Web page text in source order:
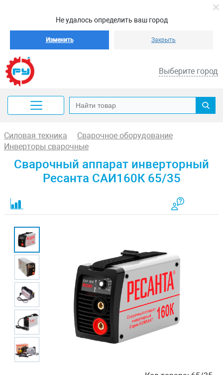
Не удалось определить ваш город
Изменить Закрыть
Выберите город
Силовая техника
Сварочное оборудование
Инверторы сварочные
Сварочный аппарат инверторный
Ресанта САИ160К 65/35